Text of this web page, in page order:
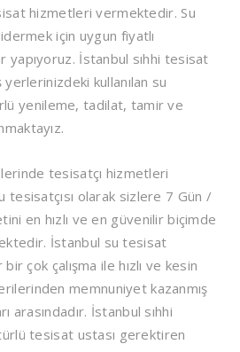
hizmetleri vermektedir. Su
için uygun fiyatlı
yapıyoruz. İstanbul sıhhi tesisat
kullanılan su
yenileme, tadilat, tamir ve
tesisatçı hizmetleri
tesisatçısı olarak sizlere 7 Gün /
en hızlı ve en güvenilir biçimde
İstanbul su tesisat
çok çalışma ile hızlı ve kesin
memnuniyet kazanmış
arasındadır. İstanbul sıhhi
tesisat ustası gerektiren